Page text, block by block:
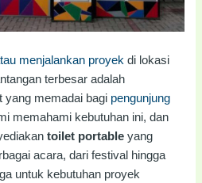
menjalankan proyek di lokasi
terbesar adalah
yang memadai bagi pengunjung
memahami kebutuhan ini, dan
toilet portable yang
acara, dari festival hingga
untuk kebutuhan proyek